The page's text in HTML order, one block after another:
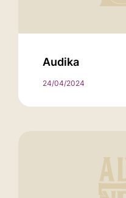
Audika
24/04/2024